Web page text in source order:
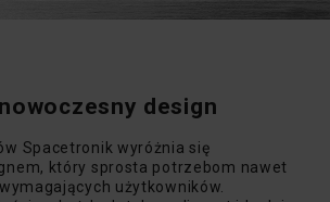
design
Spacetronik wyróżnia się
który sprosta potrzebom nawet
użytkowników.